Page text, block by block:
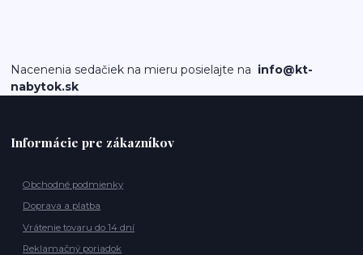
Nacenenia sedačiek na mieru posielajte na info@kt-
nabytok.sk
Informácie pre zákazníkov
Obchodné podmienky
Doprava a platba
Vrátenie tovaru do 14 dní
Reklamačný poriadok